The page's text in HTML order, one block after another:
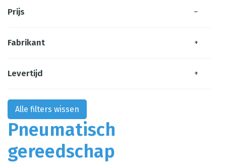
Pneumatisch
gereedschap
Prijs −
Fabrikant +
Levertijd +
Alle filters wissen